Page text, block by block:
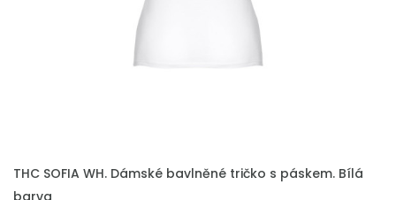
THC SOFIA WH. Dámské bavlněné tričko s páskem. Bílá
barva